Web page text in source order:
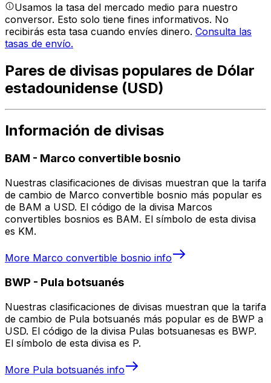
Usamos la tasa del mercado medio para nuestro
conversor. Esto solo tiene fines informativos. No
recibirás esta tasa cuando envíes dinero. Consulta las
tasas de envío.
Pares de divisas populares de Dólar
estadounidense (USD)
Información de divisas
BAM - Marco convertible bosnio
Nuestras clasificaciones de divisas muestran que la tarifa
de cambio de Marco convertible bosnio más popular es
de BAM a USD. El código de la divisa Marcos
convertibles bosnios es BAM. El símbolo de esta divisa
es KM.
More Marco convertible bosnio info
BWP - Pula botsuanés
Nuestras clasificaciones de divisas muestran que la tarifa
de cambio de Pula botsuanés más popular es de BWP a
USD. El código de la divisa Pulas botsuanesas es BWP.
El símbolo de esta divisa es P.
More Pula botsuanés info